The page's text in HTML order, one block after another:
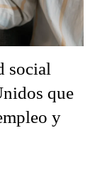
social
que
y